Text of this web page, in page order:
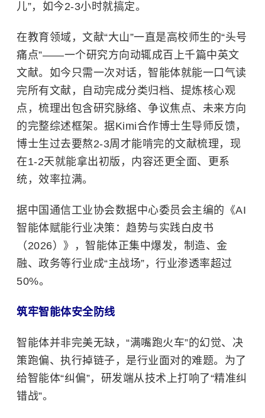
儿”，如今2-3小时就搞定。
在教育领域，文献“大山”一直是高校师生的“头号
痛点”——一个研究方向动辄成百上千篇中英文
文献。如今只需一次对话，智能体就能一口气读
完所有文献，自动完成分类归档、提炼核心观
点，梳理出包含研究脉络、争议焦点、未来方向
的完整综述框架。据Kimi合作博士生导师反馈，
博士生过去要熬2-3周才能啃完的文献梳理，现
在1-2天就能拿出初版，内容还更全面、更系
统，效率拉满。
据中国通信工业协会数据中心委员会主编的《AI
智能体赋能行业决策：趋势与实践白皮书
（2026）》，智能体正集中爆发，制造、金
融、政务等行业成“主战场”，行业渗透率超过
50%。
筑牢智能体安全防线
智能体并非完美无缺，“满嘴跑火车”的幻觉、决
策跑偏、执行掉链子，是行业面对的难题。为了
给智能体“纠偏”，研发端从技术上打响了“精准纠
错战”。